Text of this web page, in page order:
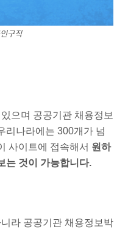
구직
으며 공공기관 채용정보
리나라에는 300개가 넘
사이트에 접속해서 원하
는 것이 가능합니다.
라 공공기관 채용정보박